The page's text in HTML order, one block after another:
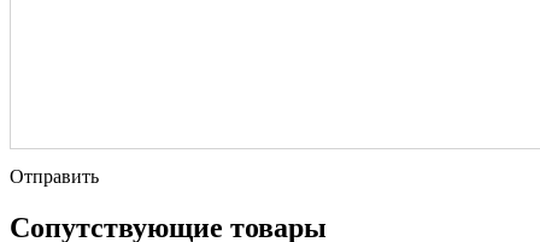
Отправить
Сопутствующие товары